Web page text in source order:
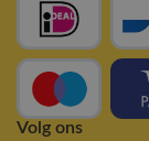
Volg ons